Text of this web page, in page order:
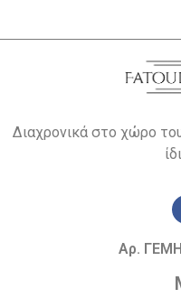
Διαχρονικά στο χώρο
Αρ.